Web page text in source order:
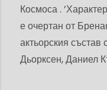
Космоса .
е очертан от
актьорския
Дьорксен, Даниел